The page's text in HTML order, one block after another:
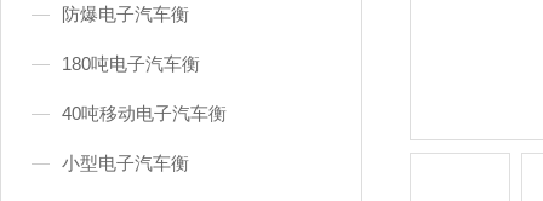
防爆电子汽车衡
180吨电子汽车衡
40吨移动电子汽车衡
小型电子汽车衡